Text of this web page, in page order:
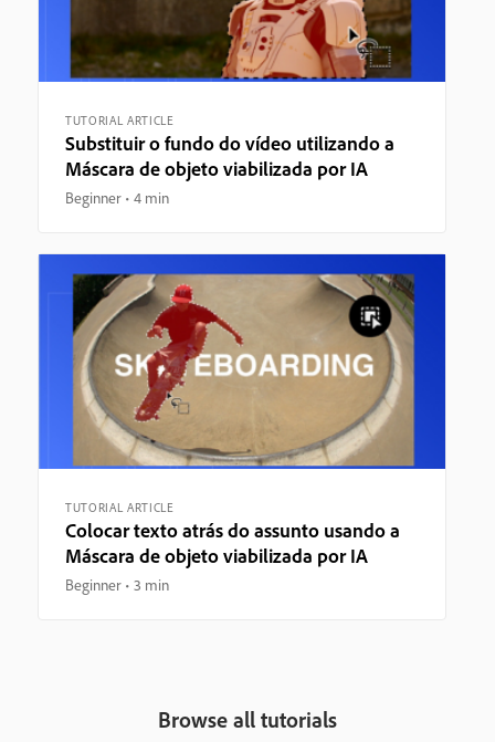
TUTORIAL ARTICLE
Substituir o fundo do vídeo utilizando a
Máscara de objeto viabilizada por IA
Beginner 4 min
TUTORIAL ARTICLE
Colocar texto atrás do assunto usando a
Máscara de objeto viabilizada por IA
Beginner 3 min
Browse all tutorials